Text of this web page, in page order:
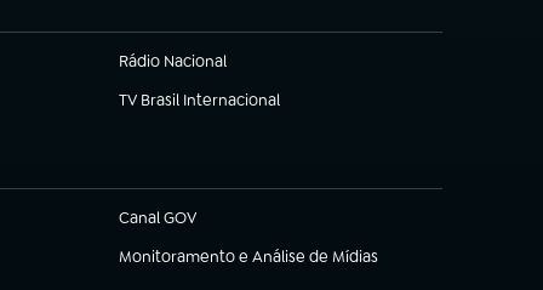
Rádio Nacional
TV Brasil Internacional
(abre em nova aba)
Canal GOV
(abre em nova aba)
Monitoramento e Análise de Mídias
(abre em nova aba)